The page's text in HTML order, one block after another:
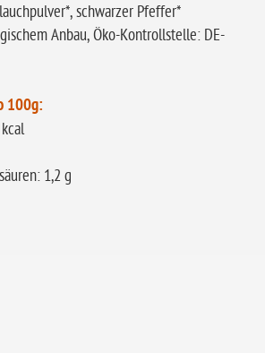
schwarzer Pfeffer*
Anbau, Öko-Kontrollstelle: DE-
100g:
1,2 g